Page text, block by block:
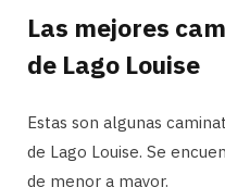
Las mejores
de Lago Louise
Estas son algunas
de Lago Louise. Se
de menor a mayor.